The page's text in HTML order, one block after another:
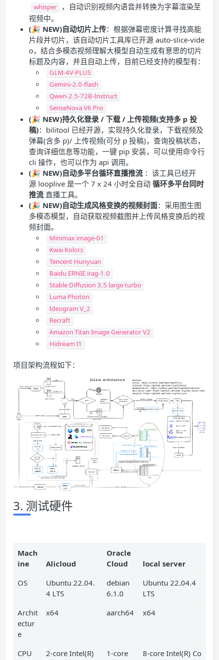
whisper
，自动识别视频内语音并转换为字幕渲染至
视频中。
(🎉 NEW)自动切片上传：根据弹幕密度计算寻找高能
片段并切片，该自动切片工具库已开源 auto-slice-vide
o，结合多模态视频理解大模型自动生成有意思的切片
标题及内容，并且自动上传，目前已经支持的模型有：
GLM-4V-PLUS
Gemini-2.0-flash
Qwen-2.5-72B-Instruct
SenseNova V6 Pro
(🎉 NEW)持久化登录 / 下载 / 上传视频(支持多 p 投
稿)：bilitool 已经开源，实现持久化登录，下载视频及
弹幕(含多 p)/ 上传视频(可分 p 投稿)，查询投稿状态，
查询详细信息等功能，一键 pip 安装，可以使用命令行
cli 操作，也可以作为 api 调用。
(🎉 NEW)自动多平台循环直播推流 ：该工具已经开
源 looplive 是一个 7 x 24 小时全自动 循环多平台同时
推流 直播工具。
(🎉 NEW)自动生成风格变换的视频封面：采用图生图
多模态模型，自动获取视频截图并上传风格变换后的视
频封面。
Minimax image-01
Kwai Kolors
Tencent Hunyuan
Baidu ERNIE irag-1.0
Stable Diffusion 3.5 large turbo
Luma Photon
Ideogram V_2
Recraft
Amazon Titan Image Generator V2
Hidream I1
项目架构流程如下：
3. 测试硬件
Mach
ine
Alicloud
Oracle
Cloud
local server
OS
Ubuntu 22.04.
4 LTS
debian
6.1.0
Ubuntu 22.04.4
LTS
Archit
ectur
e
x64 aarch64 x64
CPU
2-core Intel(R)
1-core
8-core Intel(R) Co